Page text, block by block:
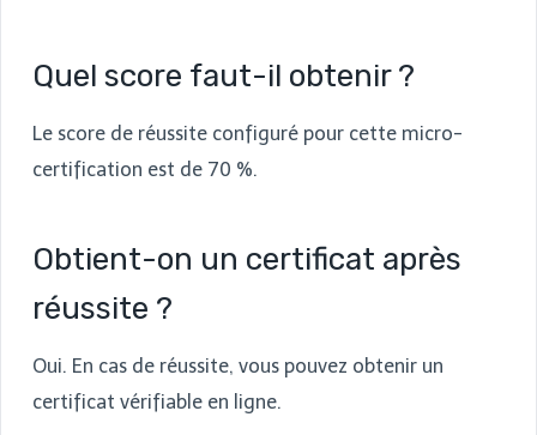
Quel score faut-il obtenir ?
Le score de réussite configuré pour cette micro-
certification est de 70 %.
Obtient-on un certificat après
réussite ?
Oui. En cas de réussite, vous pouvez obtenir un
certificat vérifiable en ligne.